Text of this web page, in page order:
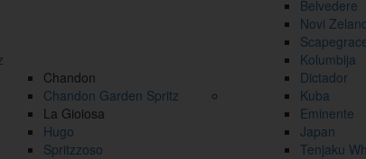
Chandon
Chandon Garden Spritz
La Gioiosa
Hugo
Spritzzoso
Belvedere
Novi
Kolumbija
Dictador
Kuba
Eminente
Japan
Tenjaku